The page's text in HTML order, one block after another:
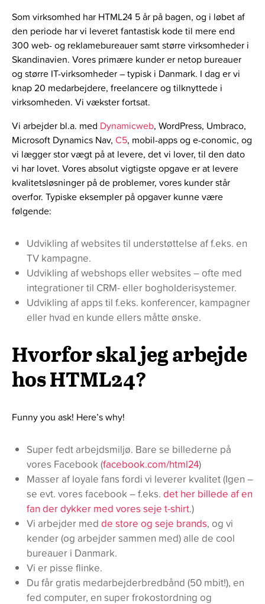
Som virksomhed har HTML24 5 år på bagen, og i løbet af
den periode har vi leveret fantastisk kode til mere end
300 web- og reklamebureauer samt større virksomheder i
Skandinavien. Vores primære kunder er netop bureauer
og større IT-virksomheder – typisk i Danmark. I dag er vi
knap 20 medarbejdere, freelancere og tilknyttede i
virksomheden. Vi vækster fortsat.
Vi arbejder bl.a. med Dynamicweb, WordPress, Umbraco,
Microsoft Dynamics Nav, C5, mobil-apps og e-conomic, og
vi lægger stor vægt på at levere, det vi lover, til den dato
vi har lovet. Vores absolut vigtigste opgave er at levere
kvalitetsløsninger på de problemer, vores kunder står
overfor. Typiske eksempler på opgaver kunne være
følgende:
Udvikling af websites til understøttelse af f.eks. en
TV kampagne.
Udvikling af webshops eller websites – ofte med
integrationer til CRM- eller bogholderisystemer.
Udvikling af apps til f.eks. konferencer, kampagner
eller hvad en kunde ellers måtte ønske.
Hvorfor skal jeg arbejde
hos HTML24?
Funny you ask! Here’s why!
Super fedt arbejdsmiljø. Bare se billederne på
vores Facebook (facebook.com/html24)
Masser af loyale fans fordi vi leverer kvalitet (Igen –
se evt. vores facebook – f.eks. det her billede af en
fan der dykker med vores seje t-shirt.)
Vi arbejder med de store og seje brands, og vi
kender (og arbejder sammen med) alle de cool
bureauer i Danmark.
Vi er pisse flinke.
Du får gratis medarbejderbredbånd (50 mbit!), en
fed computer, en super frokostordning og